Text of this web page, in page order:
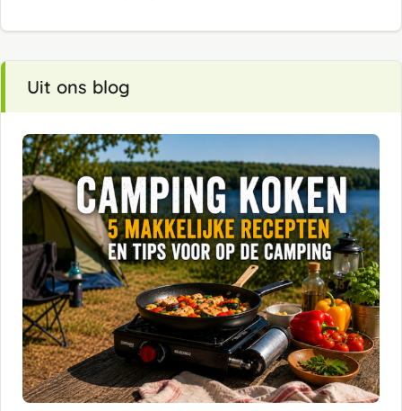
Uit ons blog